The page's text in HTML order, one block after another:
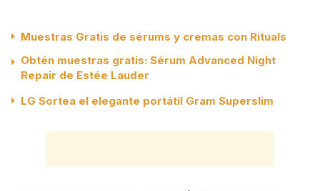
Muestras Gratis de sérums y cremas con Rituals
Obtén muestras gratis: Sérum Advanced Night
Repair de Estée Lauder
LG Sortea el elegante portátil Gram Superslim